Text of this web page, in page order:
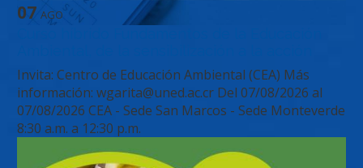
07 AGO
Invita: Centro de Educación Ambiental (CEA) Más
información: wgarita@uned.ac.cr Del 07/08/2026 al
07/08/2026 CEA - Sede San Marcos - Sede Monteverde
8:30 a.m. a 12:30 p.m.